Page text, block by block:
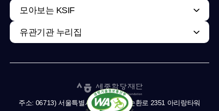
모아보는 KSIF
유관기관 누리집
주소: 06713) 서울특별시 서초구 남부순환로 2351 아리랑타워